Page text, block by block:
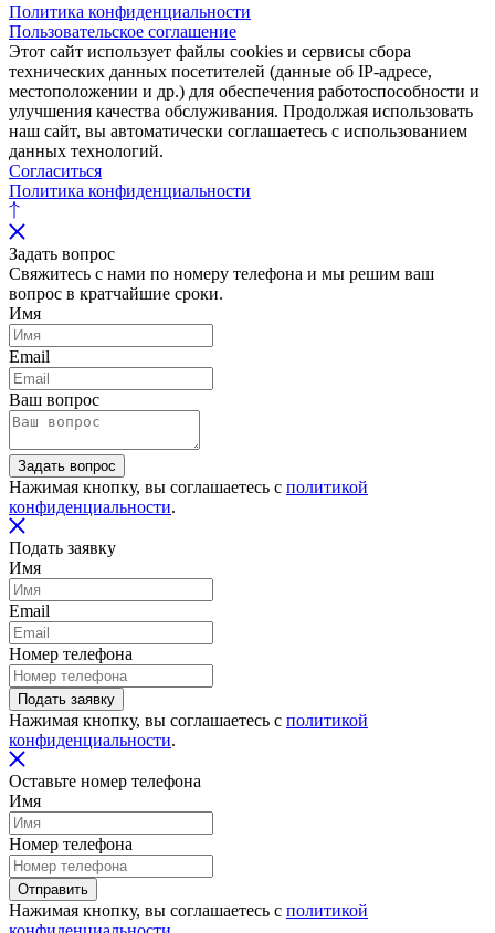
Политика конфиденциальности
Пользовательское соглашение
Этот сайт использует файлы cookies и сервисы сбора
технических данных посетителей (данные об IP-адресе,
местоположении и др.) для обеспечения работоспособности и
улучшения качества обслуживания. Продолжая использовать
наш сайт, вы автоматически соглашаетесь с использованием
данных технологий.
Согласиться
Политика конфиденциальности
Задать вопрос
Свяжитесь с нами по номеру телефона и мы решим ваш
вопрос в кратчайшие сроки.
Имя
Email
Ваш вопрос
Задать вопрос
Нажимая кнопку, вы соглашаетесь с политикой
конфиденциальности.
Подать заявку
Имя
Email
Номер телефона
Подать заявку
Нажимая кнопку, вы соглашаетесь с политикой
конфиденциальности.
Оставьте номер телефона
Имя
Номер телефона
Отправить
Нажимая кнопку, вы соглашаетесь с политикой